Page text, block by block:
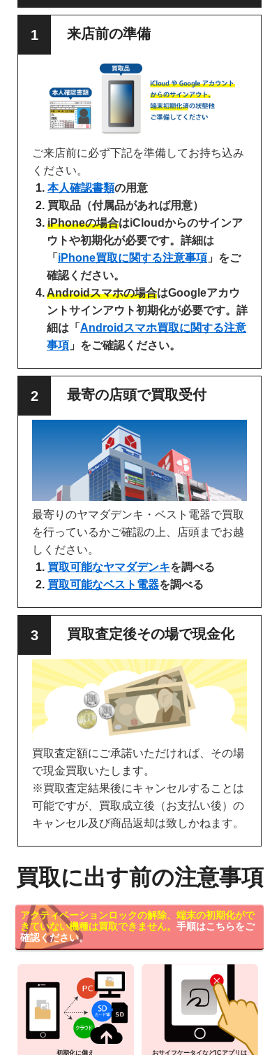
来店前の準備
ご来店前に必ず下記を準備してお持ち込み
ください。
本人確認書類の用意
買取品（付属品があれば用意）
iPhoneの場合はiCloudからのサインア
ウトや初期化が必要です。詳細は
「 iPhone買取に関する注意事項 」をご
確認ください。
Androidスマホの場合はGoogleアカウ
ントサインアウト初期化が必要です。詳
細は「 Androidスマホ買取に関する注意
事項 」をご確認ください。
最寄の店頭で買取受付
最寄りのヤマダデンキ・ベスト電器で買取
を行っているかご確認の上、店頭までお越
しください。
買取可能なヤマダデンキを調べる
買取可能なベスト電器を調べる
買取査定後その場で現金化
買取査定額にご承諾いただければ、その場
で現金買取いたします。
※買取査定結果後にキャンセルすることは
可能ですが、買取成立後（お支払い後）の
キャンセル及び商品返却は致しかねます。
買取に出す前の注意事項
アクティベーションロックの解除、端末の初期化がで
きていない機種は買取できません。 手順はこちらをご
確認ください。
初期化に備え
おサイフケータイなどICアプリは